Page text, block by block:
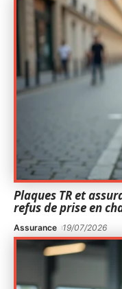
Plaques TR et
refus de prise en
Assurance 19/07/2026